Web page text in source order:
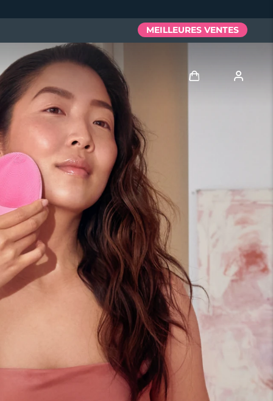
MEILLEURES VENTES
Mes commandes
Mes adresses
Mes abonnements